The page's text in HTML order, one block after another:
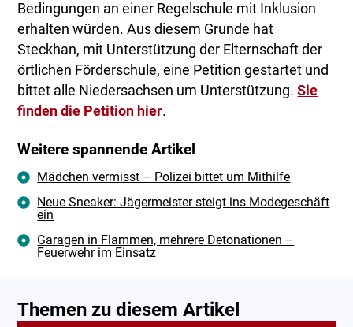
Bedingungen an einer Regelschule mit Inklusion
erhalten würden. Aus diesem Grunde hat
Steckhan, mit Unterstützung der Elternschaft der
örtlichen Förderschule, eine Petition gestartet und
bittet alle Niedersachsen um Unterstützung.Sie
finden die Petition hier.
Weitere spannende Artikel
Mädchen vermisst – Polizei bittet um Mithilfe
Neue Sneaker: Jägermeister steigt ins Modegeschäft
ein
Garagen in Flammen, mehrere Detonationen –
Feuerwehr im Einsatz
Themen zu diesem Artikel